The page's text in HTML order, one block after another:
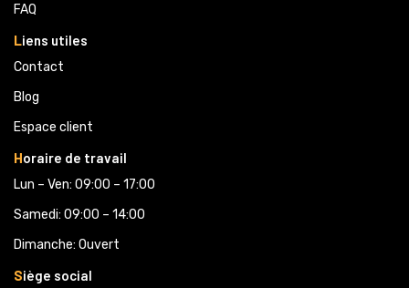
FAQ
Liens utiles
Contact
Blog
Espace client
Horaire de travail
Lun – Ven: 09:00 – 17:00
Samedi: 09:00 – 14:00
Dimanche: Ouvert
Siège social